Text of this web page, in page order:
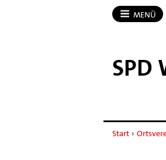
MENÜ
SPD
Start ›